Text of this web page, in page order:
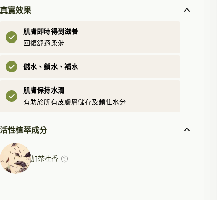
真實效果
肌膚即時得到滋養
回復舒適柔滑
儲⽔、鎖⽔、補⽔
肌膚保持⽔潤
有助於所有⽪膚層儲存及鎖住⽔分
活性植萃成分
加茶杜香